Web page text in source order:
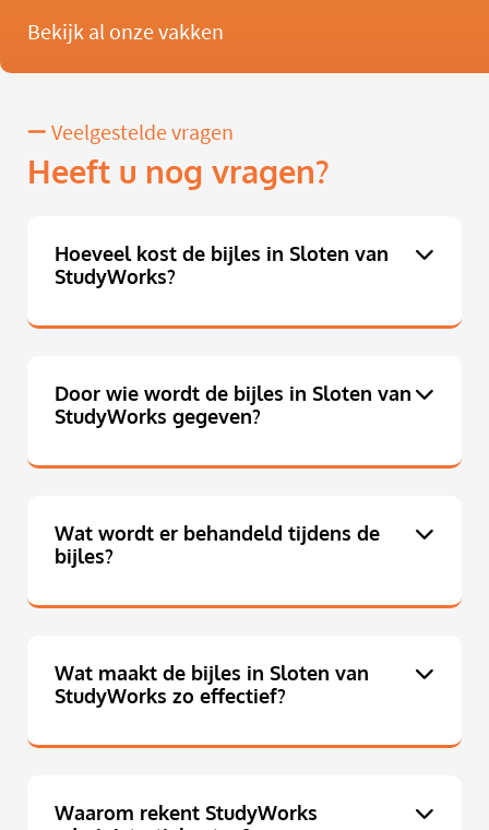
Bekijk al onze vakken
Veelgestelde vragen
Heeft u nog vragen?
Hoeveel kost de bijles in Sloten van
StudyWorks?
Door wie wordt de bijles in Sloten van
StudyWorks gegeven?
Wat wordt er behandeld tijdens de
bijles?
Wat maakt de bijles in Sloten van
StudyWorks zo effectief?
Waarom rekent StudyWorks